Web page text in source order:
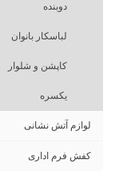
دوبنده
لباسکار بانوان
کاپشن و شلوار
یکسره
لوازم آتش نشانی
کفش فرم اداری